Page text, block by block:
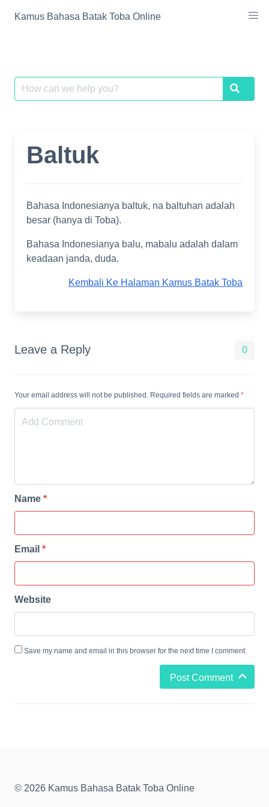
Kamus Bahasa Batak Toba Online
Search
for:
Search
Baltuk
Bahasa Indonesianya baltuk, na baltuhan adalah
besar (hanya di Toba).
Bahasa Indonesianya balu, mabalu adalah dalam
keadaan janda, duda.
Kembali Ke Halaman Kamus Batak Toba
Leave a Reply 0
Your email address will not be published. Required fields are marked *
Name *
Email *
Website
Save my name and email in this browser for the next time I comment.
Post Comment
© 2026 Kamus Bahasa Batak Toba Online